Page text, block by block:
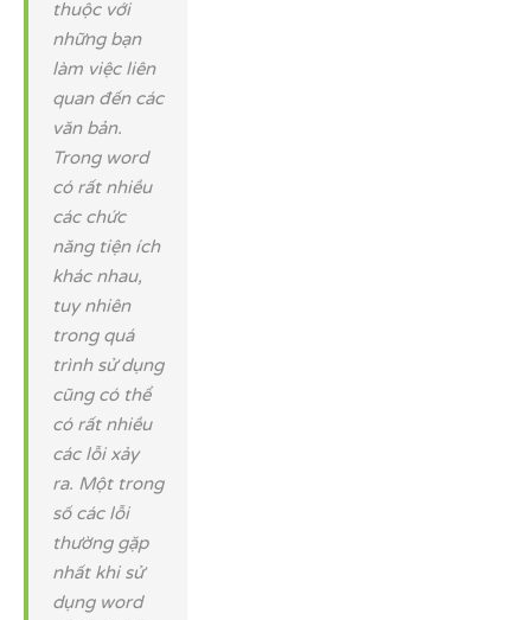
thuộc với
những bạn
làm việc liên
quan đến các
văn bản.
Trong word
có rất nhiều
các chức
năng tiện ích
khác nhau,
tuy nhiên
trong quá
trình sử dụng
cũng có thể
có rất nhiều
các lỗi xảy
ra. Một trong
số các lỗi
thường gặp
nhất khi sử
dụng word